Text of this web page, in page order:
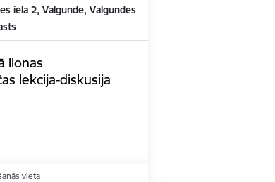
iela 2, Valgunde, Valgundes
Ilonas
lekcija-diskusija
vieta